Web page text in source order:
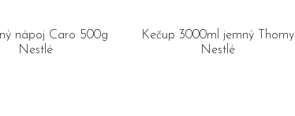
nápoj Caro 500g
Nestlé
Kečup 3000ml jemný Thomy
Nestlé